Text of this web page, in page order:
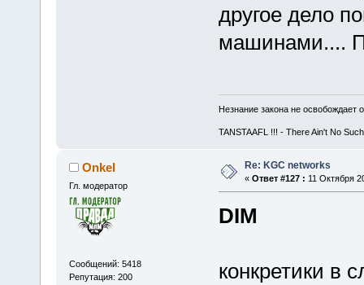
другое дело
машинами....
Незнание закона не освобождает
TANSTAAFL !!! - There Ain't No
Onkel
Гл. модератор
Сообщений: 5418
Репутация: 200
Re: KGC networks
« Ответ #127 : 11 Октября
DIM
конкретики в